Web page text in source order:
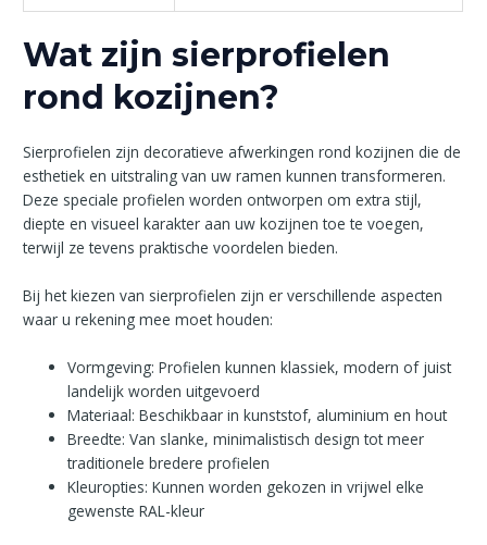
Wat zijn sierprofielen
rond kozijnen?
Sierprofielen zijn decoratieve afwerkingen rond kozijnen die de
esthetiek en uitstraling van uw ramen kunnen transformeren.
Deze speciale profielen worden ontworpen om extra stijl,
diepte en visueel karakter aan uw kozijnen toe te voegen,
terwijl ze tevens praktische voordelen bieden.
Bij het kiezen van sierprofielen zijn er verschillende aspecten
waar u rekening mee moet houden:
Vormgeving: Profielen kunnen klassiek, modern of juist
landelijk worden uitgevoerd
Materiaal: Beschikbaar in kunststof, aluminium en hout
Breedte: Van slanke, minimalistisch design tot meer
traditionele bredere profielen
Kleuropties: Kunnen worden gekozen in vrijwel elke
gewenste RAL-kleur